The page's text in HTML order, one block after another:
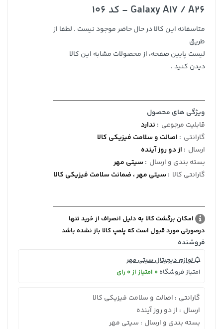
Galaxy A17 / A26 - کد 106
متاسفانه این کالا در حال حاضر موجود نیست . لطفا از
طریق
لیست پایین صفحه، از محصولات مشابه این کالا
دیدن کنید .
ویژگی های محصول
قابلیت مرجوعی : ندارد
گارانتی : اصالت و سلامت فیزیکی کالا
ارسال : از دو روز آینده
بسته بندی و ارسال :سیتی مهر
گارانتی کالا :سیتی مهر ، ضمانت سلامت فیزیکی کالا
امکان برگشت کالا به دلیل انصراف از خرید تنها
درصورتی مورد قبول است که پلمپ کالا باز نشده باشد
فروشنده
لوازم دیجیتال سیتی مهر
امتیاز فروشگاه 0 امتیاز از 0 رای
گارانتی : اصالت و سلامت فیزیکی کالا
ارسال : از دو روز آینده
بسته بندی و ارسال : سیتی مهر